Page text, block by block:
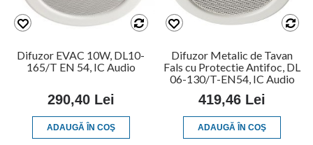
Difuzor EVAC 10W, DL10-
165/T EN 54, IC Audio
290,40 Lei
ADAUGĂ ÎN COŞ
Difuzor Metalic de Tavan
Fals cu Protectie Antifoc, DL
06-130/T-EN54, IC Audio
419,46 Lei
ADAUGĂ ÎN COŞ